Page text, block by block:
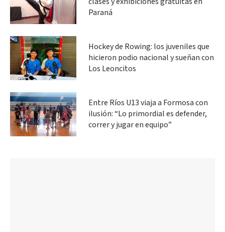
Paraná
Hockey de Rowing: los juveniles que
hicieron podio nacional y sueñan con
Los Leoncitos
Entre Ríos U13 viaja a Formosa con
ilusión: “Lo primordial es defender,
correr y jugar en equipo”